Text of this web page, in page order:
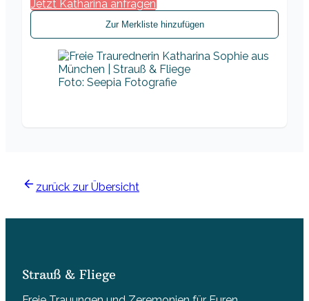
Jetzt Katharina anfragen
Zur Merkliste hinzufügen
Foto: Seepia Fotografie
zurück zur Übersicht
Strauß & Fliege